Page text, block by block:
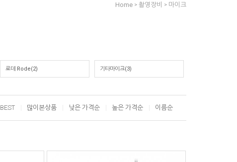
Home > 촬영장비 > 마이크
로데 Rode(2) 기타마이크(3)
BEST 많이본상품 낮은 가격순 높은 가격순 이름순